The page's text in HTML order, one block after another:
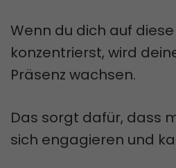
Wenn du dich auf
konzentrierst, wird
Präsenz wachsen.
Das sorgt dafür, dass
sich engagieren und